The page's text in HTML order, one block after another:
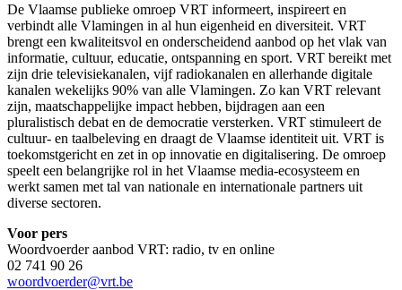
De Vlaamse publieke omroep VRT informeert, inspireert en
verbindt alle Vlamingen in al hun eigenheid en diversiteit. VRT
brengt een kwaliteitsvol en onderscheidend aanbod op het vlak van
informatie, cultuur, educatie, ontspanning en sport. VRT bereikt met
zijn drie televisiekanalen, vijf radiokanalen en allerhande digitale
kanalen wekelijks 90% van alle Vlamingen. Zo kan VRT relevant
zijn, maatschappelijke impact hebben, bijdragen aan een
pluralistisch debat en de democratie versterken. VRT stimuleert de
cultuur- en taalbeleving en draagt de Vlaamse identiteit uit. VRT is
toekomstgericht en zet in op innovatie en digitalisering. De omroep
speelt een belangrijke rol in het Vlaamse media-ecosysteem en
werkt samen met tal van nationale en internationale partners uit
diverse sectoren.
Voor pers
Woordvoerder aanbod VRT: radio, tv en online
02 741 90 26
woordvoerder@vrt.be